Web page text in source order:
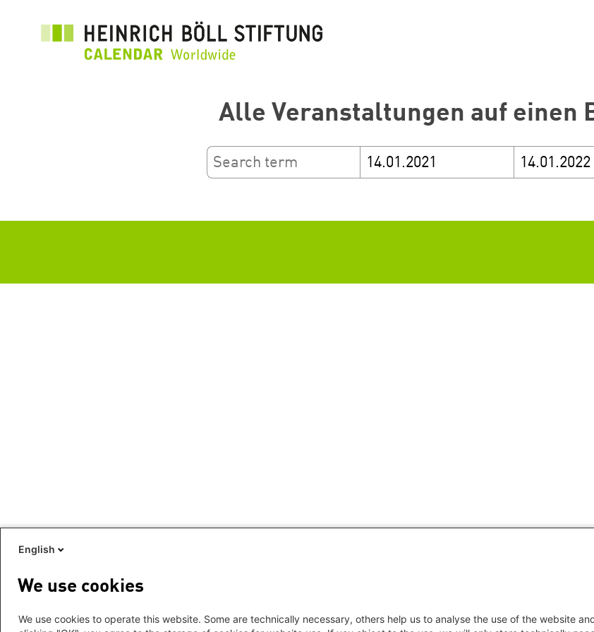
Alle Veranstaltungen auf einen
English
We use cookies
We use cookies to operate this website. Some are technically necessary, others help us to analyse the use of the website